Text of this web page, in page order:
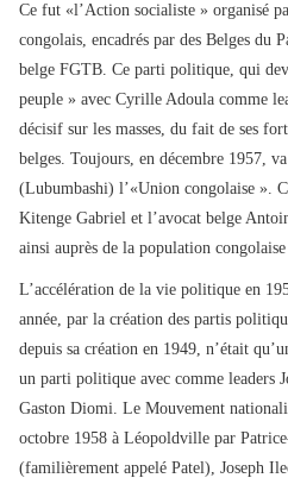
Ce fut «l’Action socialiste » organisé
congolais, encadrés par des Belges du
belge FGTB. Ce parti politique, qui
peuple » avec Cyrille Adoula comme
décisif sur les masses, du fait de ses
belges. Toujours, en décembre 1957,
(Lubumbashi) l’«Union congolaise ».
Kitenge Gabriel et l’avocat belge
ainsi auprès de la population
L’accélération de la vie politique en
année, par la création des partis
depuis sa création en 1949, n’était
un parti politique avec comme leaders
Gaston Diomi. Le Mouvement
octobre 1958 à Léopoldville par
(familièrement appelé Patel), Joseph